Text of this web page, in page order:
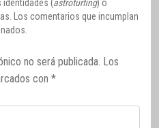
identidades (astroturfing) o
Los comentarios que incumplan
no será publicada. Los
con *